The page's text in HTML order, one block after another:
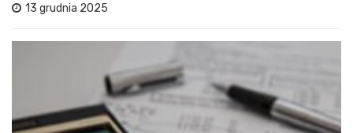
13 grudnia 2025